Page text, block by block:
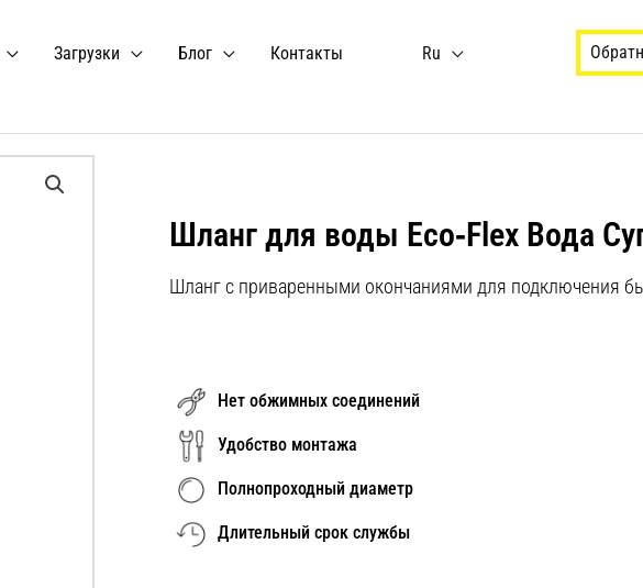
Загрузки Блог Контакты Ru
Шланг для воды Eco‑Flex Вода
Шланг с приваренными окончаниями для подключения
Нет обжимных соединений
Удобство монтажа
Полнопроходный диаметр
Длительный срок службы